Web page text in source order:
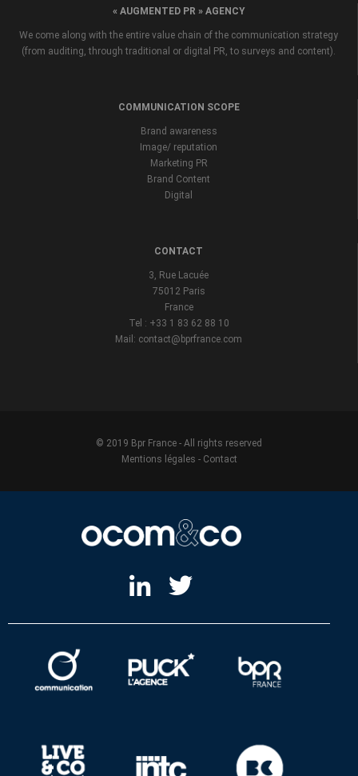
« AUGMENTED PR » AGENCY
We come along with the entire value chain of the communication strategy
(from auditing, through traditional or digital PR, to surveys and content).
COMMUNICATION SCOPE
Brand awareness
Image/ reputation
Marketing PR
Brand Content
Digital
CONTACT
3, Rue Lacuée
75012 Paris
France
Tel : +33 1 83 62 88 10
Mail: contact@bprfrance.com
© 2019 Bpr France - All rights reserved
Mentions légales - Contact